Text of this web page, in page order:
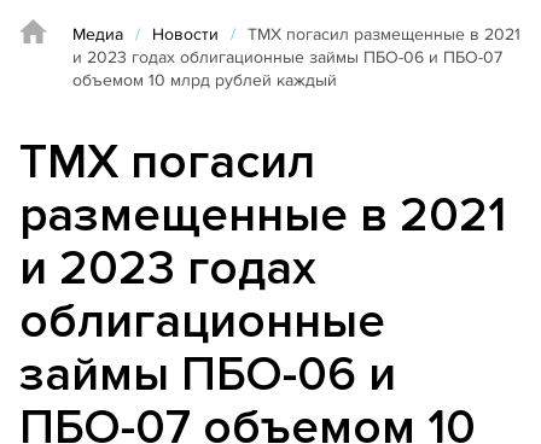
Медиа / Новости / ТМХ погасил размещенные в 2021
и 2023 годах облигационные займы ПБО-06 и ПБО-07
объемом 10 млрд рублей каждый
ТМХ погасил
размещенные в 2021
и 2023 годах
облигационные
займы ПБО-06 и
ПБО-07 объемом 10